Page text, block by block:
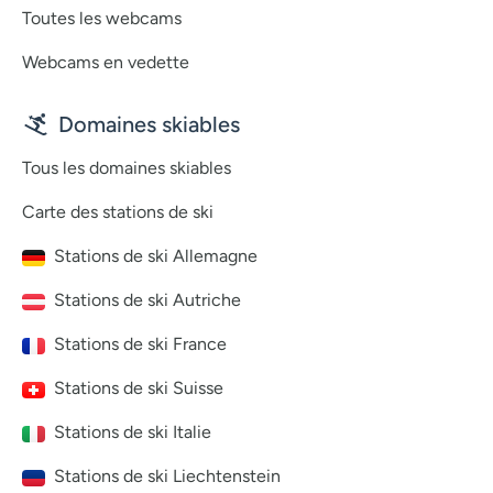
Toutes les webcams
Webcams en vedette
Domaines skiables
Tous les domaines skiables
Carte des stations de ski
Stations de ski Allemagne
Stations de ski Autriche
Stations de ski France
Stations de ski Suisse
Stations de ski Italie
Stations de ski Liechtenstein